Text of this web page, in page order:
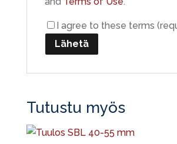
I agree to these terms
Tutustu myös